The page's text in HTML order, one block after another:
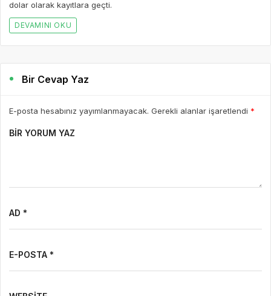
dolar olarak kayıtlara geçti.
DEVAMINI OKU
Bir Cevap Yaz
E-posta hesabınız yayımlanmayacak. Gerekli alanlar işaretlendi *
BIR YORUM YAZ
AD *
E-POSTA *